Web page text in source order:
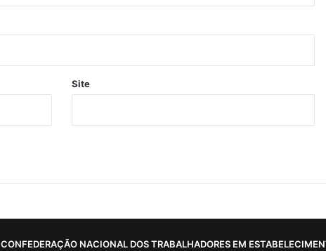
Site
CONFEDERAÇÃO NACIONAL DOS TRABALHADORES EM